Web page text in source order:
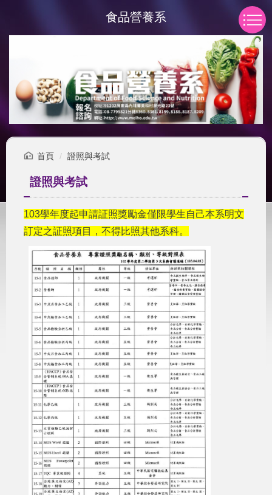
主
食品營養系
首頁 證照與考試
證照與考試
103學年度起申請証照獎勵金僅限學生自己本系明文
訂定之証照項目，不得比照其他系科。